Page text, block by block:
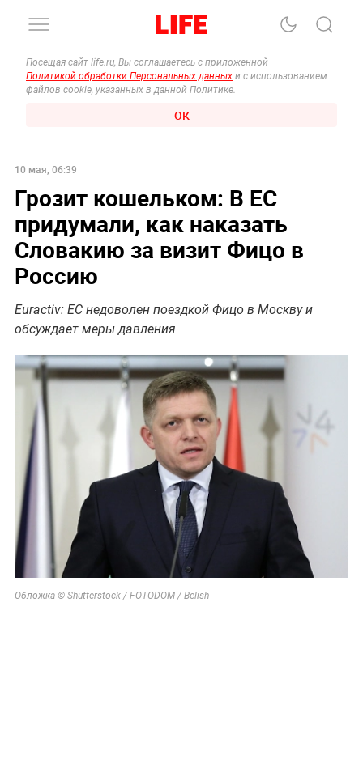
Посещая сайт life.ru, Вы соглашаетесь с приложенной
Политикой обработки Персональных данных и с использованием
файлов cookie, указанных в данной Политике.
ОК
10 мая, 06:39
Грозит кошельком: В ЕС
придумали, как наказать
Словакию за визит Фицо в
Россию
Euractiv: ЕС недоволен поездкой Фицо в Москву и
обсуждает меры давления
Обложка © Shutterstock / FOTODOM / Belish